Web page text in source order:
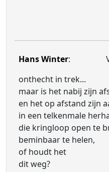
Hans Winter:
onthecht in trek...
maar is het nabij zijn
en het op afstand zijn
in een telkenmale
die kringloop open te
beminbaar te helen,
of houdt het
dit weg?